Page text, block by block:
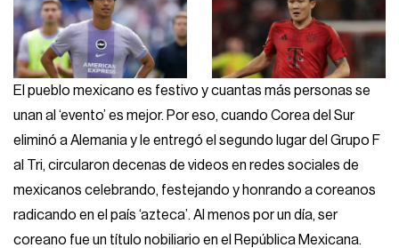
El pueblo mexicano es festivo y cuantas más personas se
unan al ‘evento’ es mejor. Por eso, cuando Corea del Sur
eliminó a Alemania y le entregó el segundo lugar del Grupo F
al Tri, circularon decenas de videos en redes sociales de
mexicanos celebrando, festejando y honrando a coreanos
radicando en el país ‘azteca’. Al menos por un día, ser
coreano fue un título nobiliario en el República Mexicana.